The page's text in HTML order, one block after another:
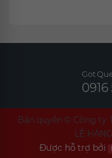
Got
0916
Bản quyền © Công ty
LẺ
Được hỗ trợ bởi